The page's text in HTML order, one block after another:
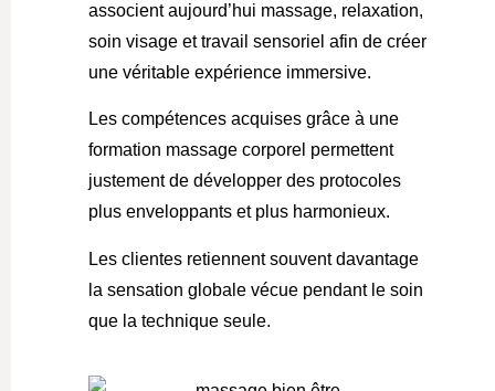
associent aujourd’hui massage, relaxation,
soin visage et travail sensoriel afin de créer
une véritable expérience immersive.
Les compétences acquises grâce à une
formation massage corporel permettent
justement de développer des protocoles
plus enveloppants et plus harmonieux.
Les clientes retiennent souvent davantage
la sensation globale vécue pendant le soin
que la technique seule.